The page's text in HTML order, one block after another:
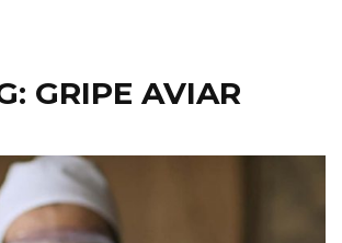
GRIPE AVIAR